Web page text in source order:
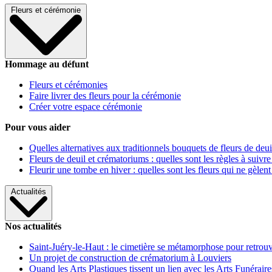
Fleurs et cérémonie
Hommage au défunt
Fleurs et cérémonies
Faire livrer des fleurs pour la cérémonie
Créer votre espace cérémonie
Pour vous aider
Quelles alternatives aux traditionnels bouquets de fleurs de
Fleurs de deuil et crématoriums : quelles sont les règles à
Fleurir une tombe en hiver : quelles sont les fleurs qui ne gèlent
Actualités
Nos actualités
Saint-Juéry-le-Haut : le cimetière se métamorphose pour
Un projet de construction de crématorium à Louviers
Quand les Arts Plastiques tissent un lien avec les Arts